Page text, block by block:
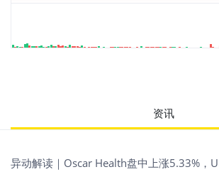
资讯
异动解读｜Oscar Health盘中上涨5.33%，